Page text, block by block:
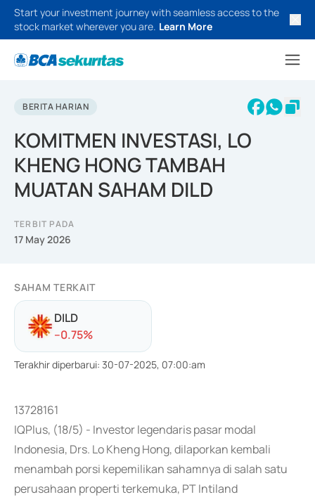
Start your investment journey with seamless access to the
stock market wherever you are. Learn More
BERITA HARIAN
KOMITMEN INVESTASI, LO
KHENG HONG TAMBAH
MUATAN SAHAM DILD
TERBIT PADA
17 May 2026
SAHAM TERKAIT
DILD
--0.75%
Terakhir diperbarui: 30-07-2025, 07:00:am
13728161
IQPlus, (18/5) - Investor legendaris pasar modal
Indonesia, Drs. Lo Kheng Hong, dilaporkan kembali
menambah porsi kepemilikan sahamnya di salah satu
perusahaan properti terkemuka, PT Intiland